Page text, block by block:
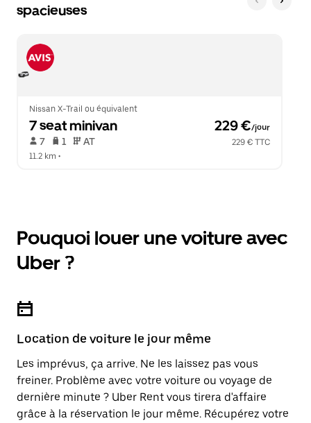
spacieuses
Nissan X-Trail ou équivalent
7 seat minivan 229 €/jour
7 1 AT
229 € TTC
11.2 km •
Pouquoi louer une voiture avec
Uber ?
Location de voiture le jour même
Les imprévus, ça arrive. Ne les laissez pas vous
freiner. Problème avec votre voiture ou voyage de
dernière minute ? Uber Rent vous tirera d'affaire
grâce à la réservation le jour même. Récupérez votre